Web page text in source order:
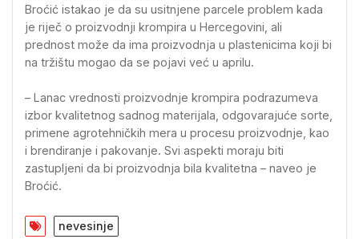
Broćić istakao je da su usitnjene parcele problem kada
je riječ o proizvodnji krompira u Hercegovini, ali
prednost može da ima proizvodnja u plastenicima koji bi
na tržištu mogao da se pojavi već u aprilu.
– Lanac vrednosti proizvodnje krompira podrazumeva
izbor kvalitetnog sadnog materijala, odgovarajuće sorte,
primene agrotehničkih mera u procesu proizvodnje, kao
i brendiranje i pakovanje. Svi aspekti moraju biti
zastupljeni da bi proizvodnja bila kvalitetna – naveo je
Broćić.
nevesinje